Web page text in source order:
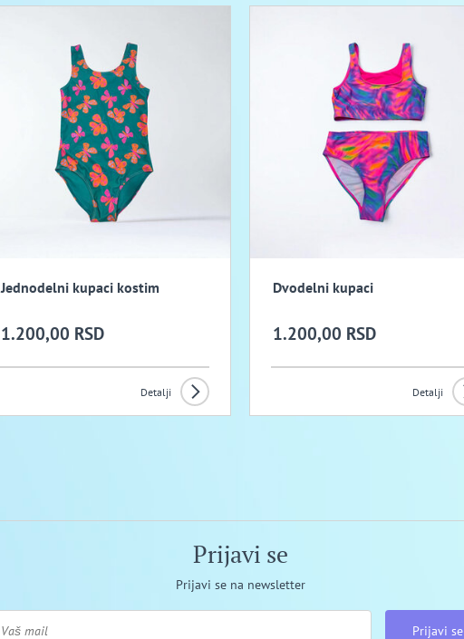
Jednodelni kupaci kostim
1.200,00 RSD
Detalji
Dvodelni kupaci
1.200,00 RSD
Detalji
Prijavi se
Prijavi se na newsletter
Prijavi se